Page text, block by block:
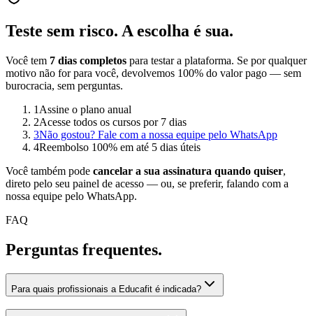
Teste sem risco. A escolha é sua.
Você tem 7 dias completos para testar a plataforma. Se por qualquer
motivo não for para você, devolvemos 100% do valor pago — sem
burocracia, sem perguntas.
1 Assine o plano anual
2Acesse todos os cursos por 7 dias
3Não gostou? Fale com a nossa equipe pelo WhatsApp
4Reembolso 100% em até 5 dias úteis
Você também pode cancelar a sua assinatura quando quiser,
direto pelo seu painel de acesso — ou, se preferir, falando com a
nossa equipe pelo WhatsApp.
FAQ
Perguntas frequentes.
Para quais profissionais a Educafit é indicada?